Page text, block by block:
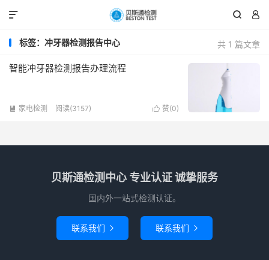
 

共 1 篇文章
标签：冲牙器检测报告中心
智能冲牙器检测报告办理流程
 赞(0)
 家电检测 阅读(3157)
贝斯通检测中心 专业认证 诚挚服务
国内外一站式检测认证。
联系我们  联系我们 